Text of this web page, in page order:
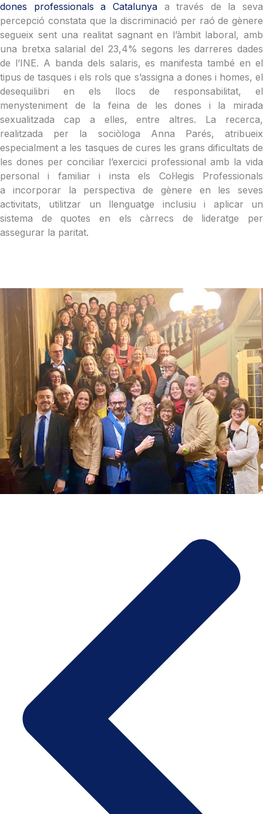
dones professionals a Catalunyaa través de la seva
percepció constata que la discriminació per raó de gènere
segueix sent una realitat sagnant en l’àmbit laboral, amb
una bretxa salarial del 23,4% segons les darreres dades
de l’INE. A banda dels salaris, es manifesta també en el
tipus de tasques i els rols que s’assigna a dones i homes, el
desequilibri en els llocs de responsabilitat, el
menysteniment de la feina de les dones i la mirada
sexualitzada cap a elles, entre altres. La recerca,
realitzada per la sociòloga Anna Parés, atribueix
especialment a les tasques de cures les grans dificultats de
les dones per conciliar l’exercici professional amb la vida
personal i familiar i insta els Col·legis Professionals
a incorporar la perspectiva de gènere en les seves
activitats, utilitzar un llenguatge inclusiu i aplicar un
sistema de quotes en els càrrecs de lideratge per
assegurar la paritat.